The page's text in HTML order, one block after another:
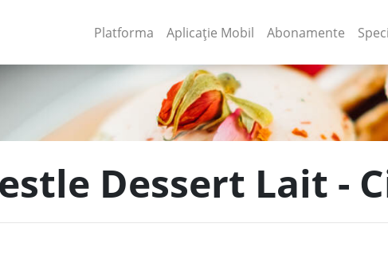
Platforma (current)
Aplicație Mobil (current)
Abonamente
Dessert Lait -